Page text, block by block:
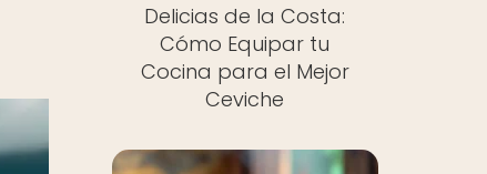
Delicias de la Costa:
Cómo Equipar tu
Cocina para el Mejor
Ceviche